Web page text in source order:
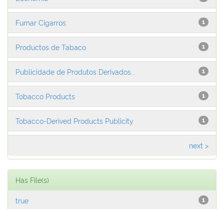
1
Fumar Cigarros
1
Productos de Tabaco
1
Publicidade de Produtos Derivados...
1
Tobacco Products
1
Tobacco-Derived Products Publicity
next >
Has File(s)
1
true